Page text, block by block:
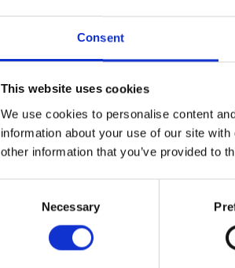
Consent
This website uses cookies
We use cookies to personalise content
information about your use of our site
other information that you’ve provided to
Necessary